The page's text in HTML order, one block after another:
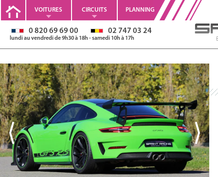
VOITURES CIRCUITS PLANNING
0 820 69 69 00 02 747 03 24
lundi au vendredi de 9h30 à 18h - samedi 10h à 17h